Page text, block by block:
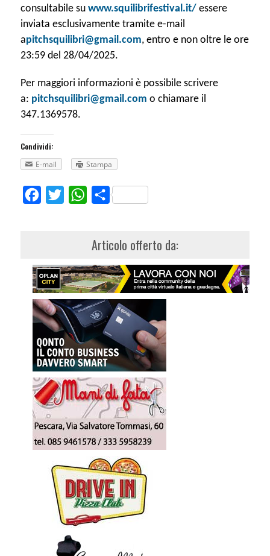
consultabile su www.squilibrifestival.it/ essere
inviata esclusivamente tramite e-mail
apitchsquilibri@gmail.com, entro e non oltre le ore
23:59 del 28/04/2025.
Per maggiori informazioni è possibile scrivere
a: pitchsquilibri@gmail.com o chiamare il
347.1369578.
Condividi:
E-mail
Stampa
FacebookTwitterWhatsApp
Share
Articolo offerto da: